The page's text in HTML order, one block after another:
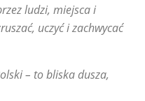
ludzi, miejsca i
uczyć i zachwycać
– to bliska dusza,